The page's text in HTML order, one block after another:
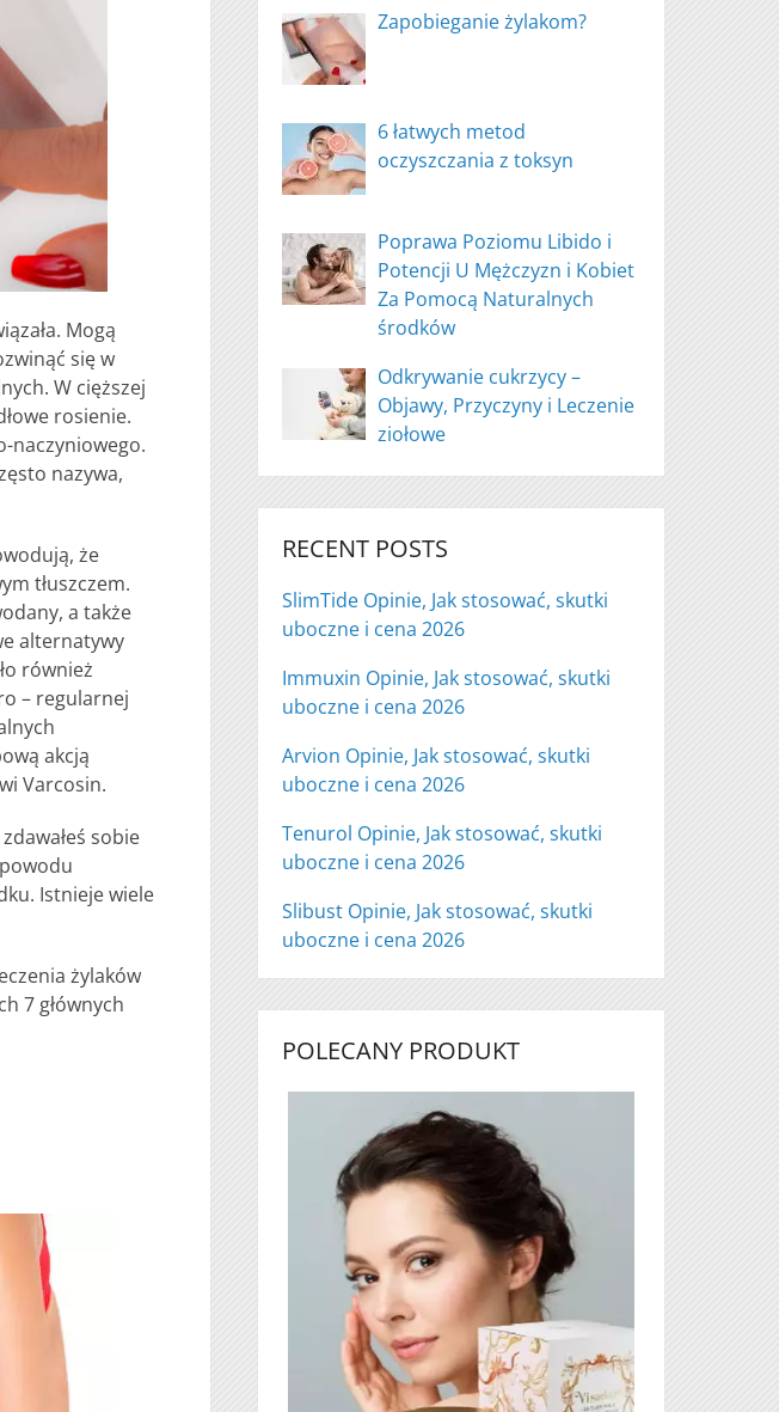
Mogą
się w
W cięższej
rosienie.
naczyniowego.
nazywa,
że
tłuszczem.
a także
alternatywy
również
– regularnej
akcją
Varcosin.
sobie
Istnieje wiele
żylaków
7 głównych
Zapobieganie żylakom?
6 łatwych metod
oczyszczania z toksyn
Poprawa Poziomu Libido i
Potencji U Mężczyzn i Kobiet
Za Pomocą Naturalnych
środków
Odkrywanie cukrzycy –
Objawy, Przyczyny i Leczenie
ziołowe
RECENT POSTS
SlimTide Opinie, Jak stosować, skutki
uboczne i cena 2026
Immuxin Opinie, Jak stosować, skutki
uboczne i cena 2026
Arvion Opinie, Jak stosować, skutki
uboczne i cena 2026
Tenurol Opinie, Jak stosować, skutki
uboczne i cena 2026
Slibust Opinie, Jak stosować, skutki
uboczne i cena 2026
POLECANY PRODUKT